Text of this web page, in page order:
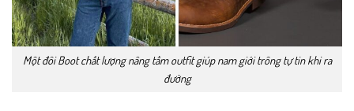
Một đôi Boot chất lượng nâng tầm outfit giúp nam giới trông tự tin khi ra
đường